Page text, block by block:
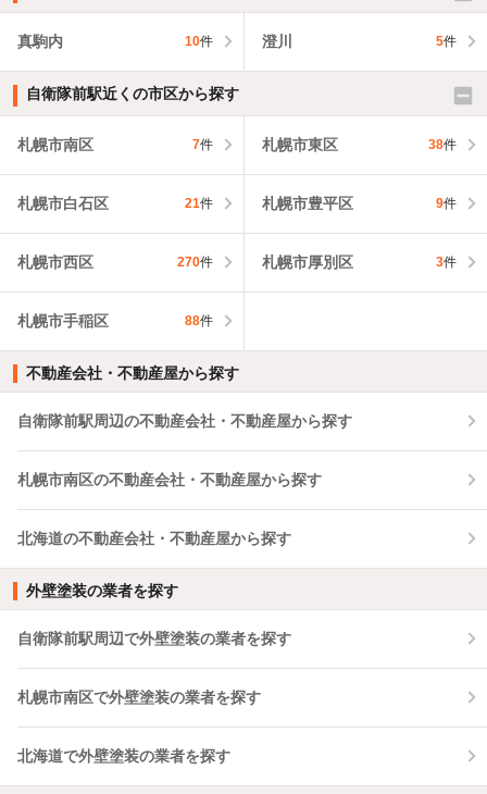
真駒内 10件 澄川 5件
自衛隊前駅近くの市区から探す
札幌市南区 7件 札幌市東区 38件
札幌市白石区 21件 札幌市豊平区 9件
札幌市西区 270件 札幌市厚別区 3件
札幌市手稲区 88件
不動産会社・不動産屋から探す
自衛隊前駅周辺の不動産会社・不動産屋から探す
札幌市南区の不動産会社・不動産屋から探す
北海道の不動産会社・不動産屋から探す
外壁塗装の業者を探す
自衛隊前駅周辺で外壁塗装の業者を探す
札幌市南区で外壁塗装の業者を探す
北海道で外壁塗装の業者を探す